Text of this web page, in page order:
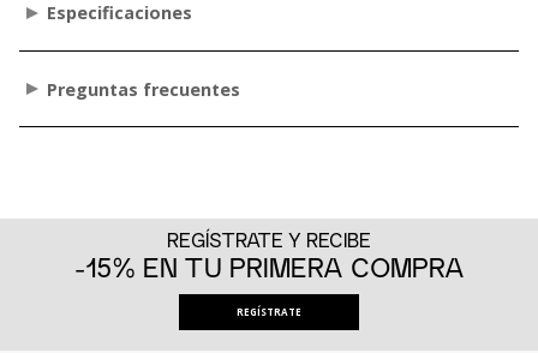
Especificaciones
Preguntas frecuentes
REGÍSTRATE Y RECIBE
-15% EN TU PRIMERA COMPRA
REGÍSTRATE